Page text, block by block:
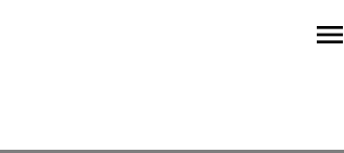
menu